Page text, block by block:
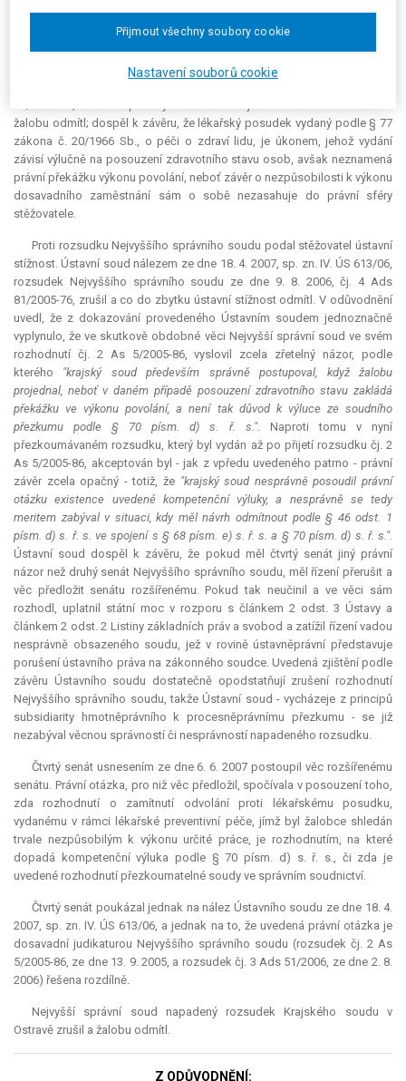
odst. 2 Ústavy, nebo rozsudek Krajského soudu v Ostravě zrušil a věc
vrátil tomuto soudu k dalšímu řízení se závazným právním názorem.
žalobu odmítl; dospěl k závěru, že lékařský posudek vydaný podle § 77
zákona č. 20/1966 Sb., o péči o zdraví lidu, je úkonem, jehož vydání
závisí výlučně na posouzení zdravotního stavu osob, avšak neznamená
právní překážku výkonu povolání, neboť závěr o nezpůsobilosti k výkonu
dosavadního zaměstnání sám o sobě nezasahuje do právní sféry
stěžovatele.
Proti rozsudku Nejvyššího správního soudu podal stěžovatel ústavní
stížnost. Ústavní soud nálezem ze dne 18. 4. 2007, sp. zn. IV. ÚS 613/06,
rozsudek Nejvyššího správního soudu ze dne 9. 8. 2006, čj. 4 Ads
81/2005-76, zrušil a co do zbytku ústavní stížnost odmítl. V odůvodnění
uvedl, že z dokazování provedeného Ústavním soudem jednoznačně
vyplynulo, že ve skutkově obdobné věci Nejvyšší správní soud ve svém
rozhodnutí čj. 2 As 5/2005-86, vyslovil zcela zřetelný názor, podle
kterého "krajský soud především správně postupoval, když žalobu
projednal, neboť v daném případě posouzení zdravotního stavu zakládá
překážku ve výkonu povolání, a není tak důvod k výluce ze soudního
přezkumu podle § 70 písm. d) s. ř. s.". Naproti tomu v nyní
přezkoumávaném rozsudku, který byl vydán až po přijetí rozsudku čj. 2
As 5/2005-86, akceptován byl - jak z vpředu uvedeného patrno - právní
závěr zcela opačný - totiž, že "krajský soud nesprávně posoudil právní
otázku existence uvedené kompetenční výluky, a nesprávně se tedy
meritem zabýval v situaci, kdy měl návrh odmítnout podle § 46 odst. 1
písm. d) s. ř. s. ve spojení s § 68 písm. e) s. ř. s. a § 70 písm. d) s. ř. s.".
Ústavní soud dospěl k závěru, že pokud měl čtvrtý senát jiný právní
názor než druhý senát Nejvyššího správního soudu, měl řízení přerušit a
věc předložit senátu rozšířenému. Pokud tak neučinil a ve věci sám
rozhodl, uplatnil státní moc v rozporu s článkem 2 odst. 3 Ústavy a
článkem 2 odst. 2 Listiny základních práv a svobod a zatížil řízení vadou
nesprávně obsazeného soudu, jež v rovině ústavněprávní představuje
porušení ústavního práva na zákonného soudce. Uvedená zjištění podle
závěru Ústavního soudu dostatečně opodstatňují zrušení rozhodnutí
Nejvyššího správního soudu, takže Ústavní soud - vycházeje z principů
subsidiarity hmotněprávního k procesněprávnímu přezkumu - se již
nezabýval věcnou správností či nesprávností napadeného rozsudku.
Čtvrtý senát usnesením ze dne 6. 6. 2007 postoupil věc rozšířenému
senátu. Právní otázka, pro niž věc předložil, spočívala v posouzení toho,
zda rozhodnutí o zamítnutí odvolání proti lékařskému posudku,
vydanému v rámci lékařské preventivní péče, jímž byl žalobce shledán
trvale nezpůsobilým k výkonu určité práce, je rozhodnutím, na které
dopadá kompetenční výluka podle § 70 písm. d) s. ř. s., či zda je
uvedené rozhodnutí přezkoumatelné soudy ve správním soudnictví.
Čtvrtý senát poukázal jednak na nález Ústavního soudu ze dne 18. 4.
2007, sp. zn. IV. ÚS 613/06, a jednak na to, že uvedená právní otázka je
dosavadní judikaturou Nejvyššího správního soudu (rozsudek čj. 2 As
5/2005-86, ze dne 13. 9. 2005, a rozsudek čj. 3 Ads 51/2006, ze dne 2. 8.
2006) řešena rozdílně.
Nejvyšší správní soud napadený rozsudek Krajského soudu v
Ostravě zrušil a žalobu odmítl.
Z ODŮVODNĚNÍ:
Nastavení souborů cookie
Přijmout všechny soubory cookie